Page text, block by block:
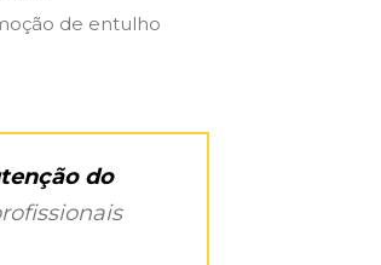
de entulho
do